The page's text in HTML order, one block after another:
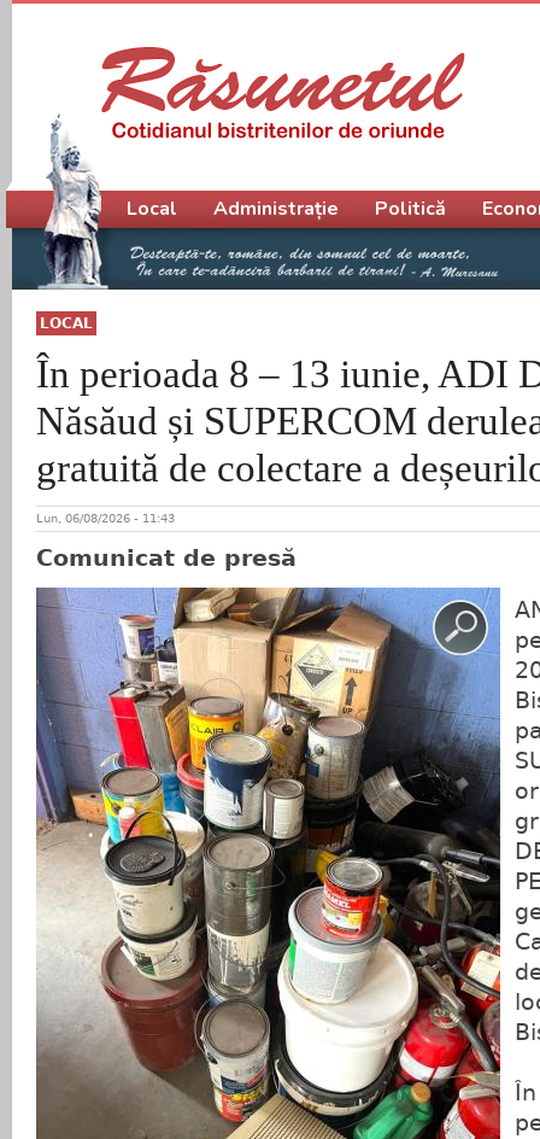
LOCAL
În perioada 8 – 13 iunie, ADI
Năsăud și SUPERCOM
gratuită de colectare a
Lun, 06/08/2026 - 11:43
Comunicat de presă
Meniu principal
Local Administrație Politică